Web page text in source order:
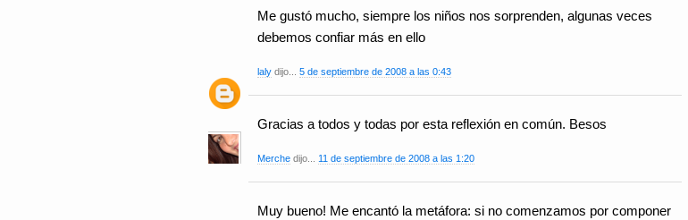
Me gustó mucho, siempre los niños nos sorprenden, algunas veces
debemos confiar más en ello
laly dijo... 5 de septiembre de 2008 a las 0:43
Gracias a todos y todas por esta reflexión en común. Besos
Merche dijo... 11 de septiembre de 2008 a las 1:20
Muy bueno! Me encantó la metáfora: si no comenzamos por componer